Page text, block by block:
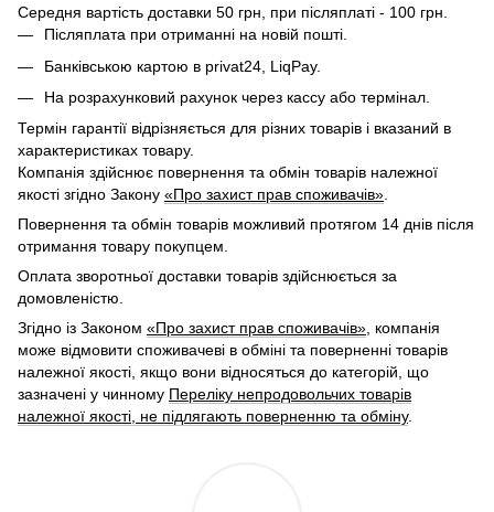
Середня вартість доставки 50 грн, при післяплаті - 100 грн.
Післяплата при отриманні на новій пошті.
Банківською картою в privat24, LiqPay.
На розрахунковий рахунок через кассу або термінал.
Термін гарантії відрізняється для різних товарів і вказаний в
характеристиках товару.
Компанія здійснює повернення та обмін товарів належної
якості згідно Закону «Про захист прав споживачів».
Повернення та обмін товарів можливий протягом 14 днів після
отримання товару покупцем.
Оплата зворотньої доставки товарів здійснюється за
домовленістю.
Згідно із Законом «Про захист прав споживачів», компанія
може відмовити споживачеві в обміні та поверненні товарів
належної якості, якщо вони відносяться до категорій, що
зазначені у чинному Переліку непродовольчих товарів
належної якості, не підлягають поверненню та обміну.